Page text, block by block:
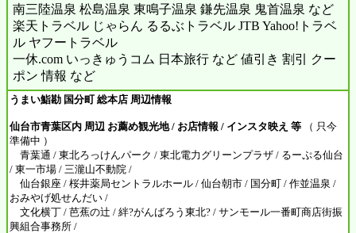
南三陸温泉 松島温泉 東鳴子温泉 鎌先温泉 鬼首温泉 など
楽天トラベル じゃらん るるぶトラベル JTB Yahoo!トラベ
ル ヤフートラベル
一休.com いっきゅうコム 日本旅行 など 値引き 割引 クー
ポン 情報 など
うまい鮨勘 国分町 総本店 周辺情報
仙台市青葉区内 周辺 お薦め観光地 / お店情報 / インスタ映え 等 （ 只今
準備中 ）
青葉通 / 東北ろっけんパーク / 東北電力グリーンプラザ / るーぷる仙台
/ 東一市場 / 三瀧山不動院 /
仙台銀座 / 桜井薬局セントラルホール / 仙台朝市 / 国分町 / 作並温泉 /
おみやげ処せんだい /
文化横丁 / 芭蕉の辻 / 絆?がんばろう東北? / サンモール一番町商店街振
興組合事務所 /